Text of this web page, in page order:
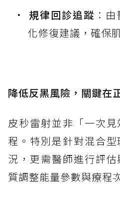
規律回診追蹤 ：
化修復建議，確保
降低反黑風險，關鍵在
皮秒雷射並非「一次
程。特別是針對混合
況，更需醫師進行評
質調整能量參數與療程